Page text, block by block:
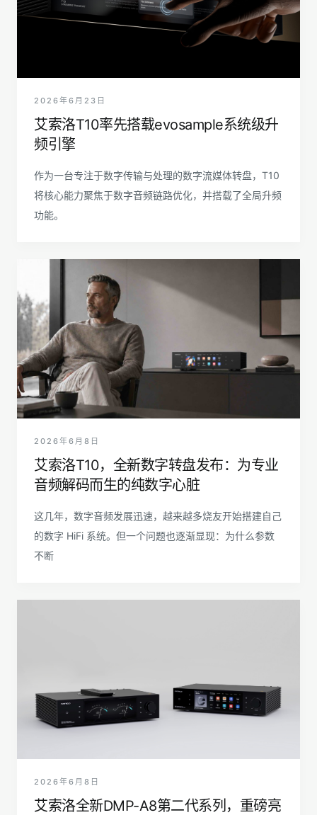
2026年6月23日
艾索洛T10率先搭载evosample系统级升
频引擎
作为一台专注于数字传输与处理的数字流媒体转盘，T10
将核心能力聚焦于数字音频链路优化，并搭载了全局升频
功能。
2026年6月8日
艾索洛T10，全新数字转盘发布：为专业
音频解码而生的纯数字心脏
这几年，数字音频发展迅速，越来越多烧友开始搭建自己
的数字 HiFi 系统。但一个问题也逐渐显现：为什么参数
不断
2026年6月8日
艾索洛全新DMP-A8第二代系列，重磅亮